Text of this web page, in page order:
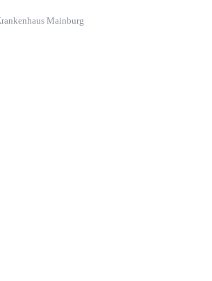
Mainburg